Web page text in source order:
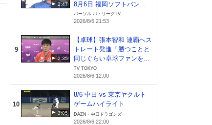
2:47
8月6日 福岡ソフトバンク
ホークス 対 北海道日本ハ
ムファイターズ
パーソル パ・リーグTV
2026/8/6 21:53
9
2:35
【卓球】張本智和 連覇へス
トレート発進「勝つことと
同じぐらい卓球ファンを増
やしたい」｜WTTチャンピ
オンズ横浜2026
TV TOKYO
2026/8/6 12:00
10
3:05
8/6 中日 vs 東京ヤクルト
ゲームハイライト
DAZN・中日ドラゴンズ
2026/8/6 22:00